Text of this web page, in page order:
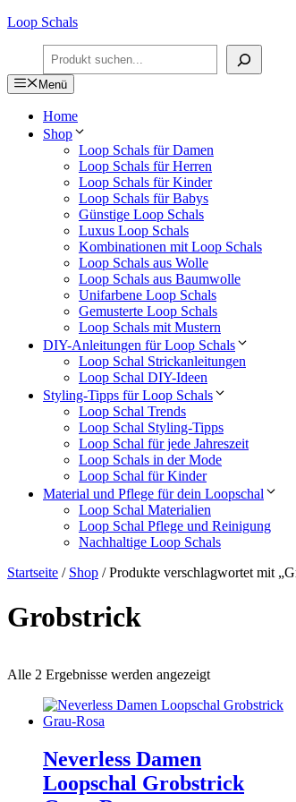
Zum
springen
Loop Schals
Suchen
Menü
Home
Shop
Loop Schals für Damen
Loop Schals für Herren
Loop Schals für Kinder
Loop Schals für Babys
Günstige Loop Schals
Luxus Loop Schals
Kombinationen mit Loop Schals
Loop Schals aus Wolle
Loop Schals aus Baumwolle
Unifarbene Loop Schals
Gemusterte Loop Schals
Loop Schals mit Mustern
DIY-Anleitungen für Loop Schals
Loop Schal Strickanleitungen
Loop Schal DIY-Ideen
Styling-Tipps für Loop Schals
Loop Schal Trends
Loop Schal Styling-Tipps
Loop Schal für jede Jahreszeit
Loop Schals in der Mode
Loop Schal für Kinder
Material und Pflege für dein Loopschal
Loop Schal Materialien
Loop Schal Pflege und Reinigung
Nachhaltige Loop Schals
Startseite / Shop / Produkte verschlagwortet mit
Grobstrick
Alle 2 Ergebnisse werden angezeigt
Neverless Damen
Loopschal Grobstrick